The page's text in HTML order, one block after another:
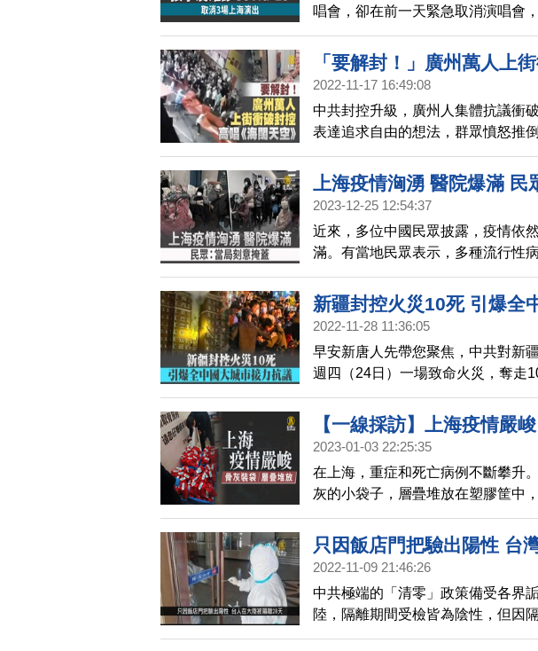
唱會，卻在前一天緊急取消演唱會
房。張學友今天親自證實，確診了
他說目前腹瀉停止了，輕微發燒，
痛，目前正在家中自我隔離。希望
「要解封！」廣州萬人上
空》
2022-11-17 16:49:08
中共封控升級，廣州人集體抗議衝
表達追求自由的想法，群眾憤怒推
呼「解封、解封、解封」的口號，
當地居民透露，抗議的肯定有上萬人
上海疫情洶湧 醫院爆滿 民
2023-12-25 12:54:37
近來，多位中國民眾披露，疫情依
滿。有當地民眾表示，多種流行性
為嚴重，但當局依然掩蓋疫情真相
新疆封控火災10死 引爆全
2022-11-28 11:36:05
早安新唐人先帶您聚焦，中共對新
週四（24日）一場致命火災，奪走
罕見走上街頭抗議。與此同時，全
漢、南京、廣州、都有民眾上街抗
黨下台」。
【一線採訪】上海疫情嚴
2023-01-03 22:25:35
在上海，重症和死亡病例不斷攀升
灰的小袋子，層疊堆放在塑膠筐中
只因飯店門把驗出陽性 台
中國一分鐘
2022-11-09 21:46:26
中共極端的「清零」政策備受各界
陸，隔離期間受檢皆為陰性，但因
前後被隔離長達28天。